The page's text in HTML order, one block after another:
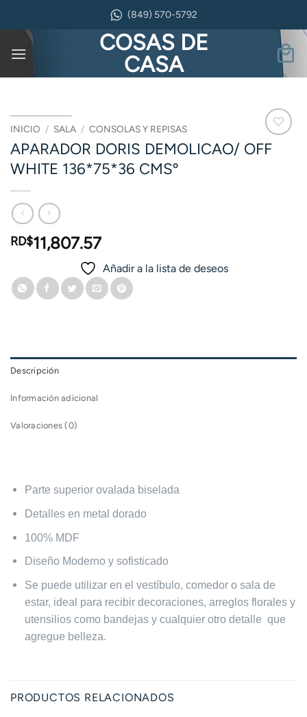
contenido
(849) 570-5792
COSAS DE
CASA
INICIO / SALA / CONSOLAS Y REPISAS
APARADOR DORIS DEMOLICAO/ OFF
WHITE 136*75*36 CMSº
RD$11,807.57
Añadir a la lista de deseos
Descripción
Información adicional
Valoraciones (0)
Parte superior ovalada biselada
Detalles en metal dorado
100% MDF
Diseño Moderno y sofisticado
Se puede utilizar en el vestíbulo, comedor o sala de
estar, ideal para recibir decoraciones, arreglos florales y
utensilios como bandejas y cualquier otro detalle que
agregue belleza.
PRODUCTOS RELACIONADOS